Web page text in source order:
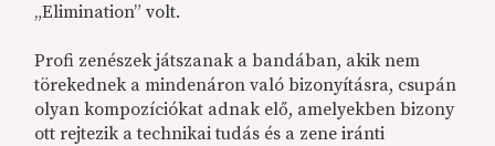
„Elimination” volt.
Profi zenészek játszanak a bandában, akik nem
törekednek a mindenáron való bizonyításra, csupán
olyan kompozíciókat adnak elő, amelyekben bizony
ott rejtezik a technikai tudás és a zene iránti